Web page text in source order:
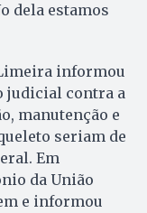
dela estamos
informou
judicial contra a
manutenção e
seriam de
Em
da União
e informou